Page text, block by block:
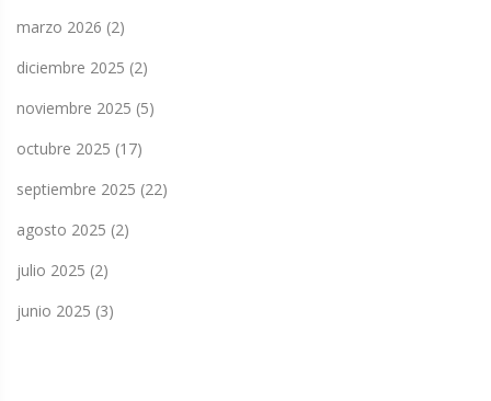
marzo 2026 (2)
diciembre 2025 (2)
noviembre 2025 (5)
octubre 2025 (17)
septiembre 2025 (22)
agosto 2025 (2)
julio 2025 (2)
junio 2025 (3)